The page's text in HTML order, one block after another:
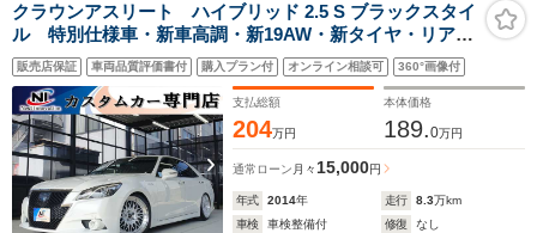
クラウンアスリート ハイブリッド 2.5 S ブラックスタイ
ル 特別仕様車・新車高調・新19AW・新タイヤ・リアサ
イドスパッツ・リアディフューザー・スモークテール・
マルチナビ・フルセグTV・Bluetooth・レーダークルー
ズ・パワーシート・シートヒーター・ミラードラレコ・
ETC・
販売店保証 車両品質評価書付 購入プラン付 オンライン相談可 360°画像付
支払総額
204万円
本体価格
189.0万円
通常ローン 月々 15,000円
年式 2014年 走行 8.3万km
車検
車検整備付 修復
なし